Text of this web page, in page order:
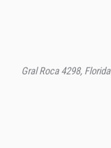
Gral Roca 4298,